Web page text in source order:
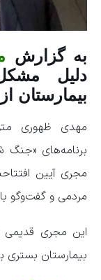
به گزارش
دلیل
بیمارستان
برنامه‌های «جنگ
مجری آیین
مردمی و گفت‌وگو
این مجری
بیمارستان بستری